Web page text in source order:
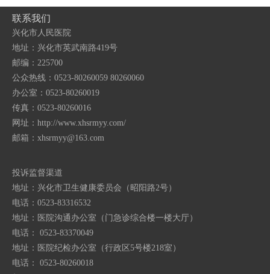
联系我们
兴化市人民医院
地址：兴化市英武南路419号
邮编：225700
公众热线：0523-80260059 80260060
办公室：0523-80260019
传真：0523-80260016
网址：http://www.xhsrmyy.com/
邮箱： xhsrmyy@163.com
投诉监督渠道
地址：兴化市卫生健康委员会（昭阳路2号）
电话：0523-83316532
地址：医院沟通办公室（门急诊综合楼一楼大厅）
电话： 0523-83370049
地址：医院纪检办公室（行政区5号楼218室）
电话： 0523-80260018